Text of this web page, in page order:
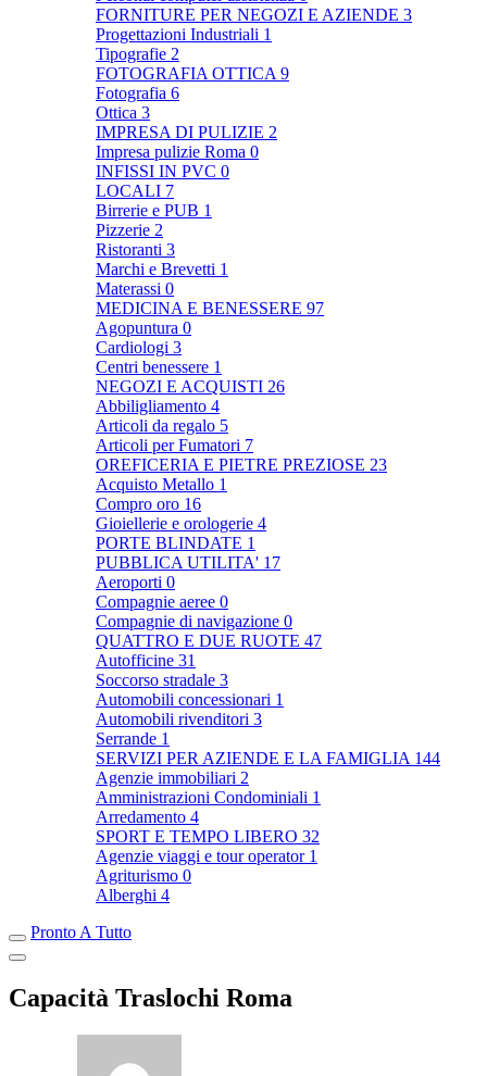
FORNITURE PER NEGOZI E AZIENDE 3
Progettazioni Industriali 1
Tipografie 2
FOTOGRAFIA OTTICA 9
Fotografia 6
Ottica 3
IMPRESA DI PULIZIE 2
Impresa pulizie Roma 0
INFISSI IN PVC 0
LOCALI 7
Birrerie e PUB 1
Pizzerie 2
Ristoranti 3
Marchi e Brevetti 1
Materassi 0
MEDICINA E BENESSERE 97
Agopuntura 0
Cardiologi 3
Centri benessere 1
NEGOZI E ACQUISTI 26
Abbiligliamento 4
Articoli da regalo 5
Articoli per Fumatori 7
OREFICERIA E PIETRE PREZIOSE 23
Acquisto Metallo 1
Compro oro 16
Gioiellerie e orologerie 4
PORTE BLINDATE 1
PUBBLICA UTILITA' 17
Aeroporti 0
Compagnie aeree 0
Compagnie di navigazione 0
QUATTRO E DUE RUOTE 47
Autofficine 31
Soccorso stradale 3
Automobili concessionari 1
Automobili rivenditori 3
Serrande 1
SERVIZI PER AZIENDE E LA FAMIGLIA 144
Agenzie immobiliari 2
Amministrazioni Condominiali 1
Arredamento 4
SPORT E TEMPO LIBERO 32
Agenzie viaggi e tour operator 1
Agriturismo 0
Alberghi 4
Pronto A Tutto
Capacità Traslochi Roma